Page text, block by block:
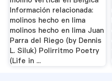
Información relacionada:
molinos hecho en lima
molinos hecho en lima Juan
Parra del Riego (by Dennis
L. Siluk) Polirritmo Poetry
(Life in ...